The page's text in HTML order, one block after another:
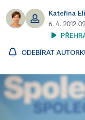
Kateřina
6. 4. 2012
ODEBÍRAT